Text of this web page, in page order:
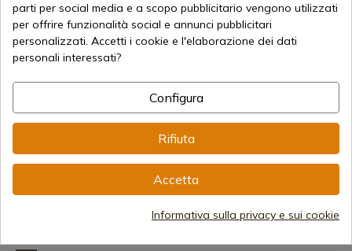
Visualizza
prodotto
REF: B.F-ELEPHANT
COLTELLO DA CACCIA
REF: B.F-LEOPARD
Muela
MUELA RHINO LIMITED
SERIES COLTELLO DA
CACCIA
REF: B.F-
MUELA
1.985,18
parti per social media e a scopo pubblicitario vengono utilizzati
per offrire funzionalità social e annunci pubblicitari
personalizzati. Accetti i cookie e l'elaborazione dei dati
personali interessati?
Configura
Rifiuta
Accetta
Informativa sulla privacy e sui cookie